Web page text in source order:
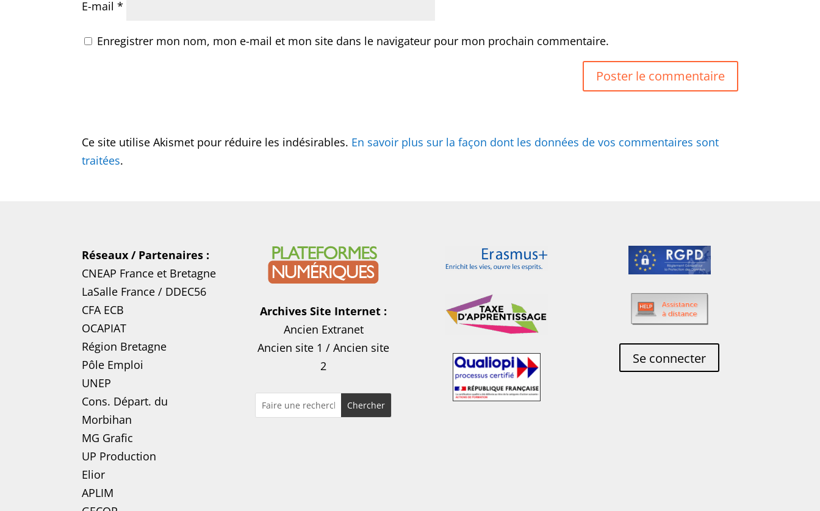
E-mail*
Enregistrer mon nom, mon e-mail et mon site dans le navigateur pour mon prochain commentaire.
Ce site utilise Akismet pour réduire les indésirables. En savoir plus sur la façon dont les données de vos commentaires sont
traitées.
Réseaux / Partenaires :
CNEAP France et Bretagne
LaSalle France / DDEC56
CFA ECB
OCAPIAT
Région Bretagne
Pôle Emploi
UNEP
Cons. Départ. du
Morbihan
MG Grafic
UP Production
Elior
APLIM
Archives Site Internet :
Ancien Extranet
Ancien site 1 /Ancien site
2
Se connecter